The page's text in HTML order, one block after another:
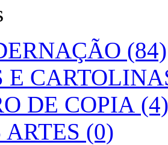
(84)
E
DE COPIA (4)
(0)